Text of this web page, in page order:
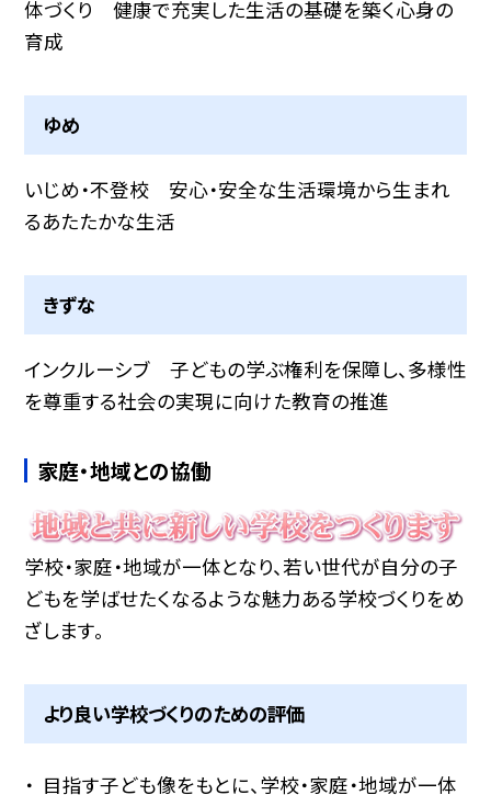
体づくり 健康で充実した生活の基礎を築く心身の
育成
ゆめ
いじめ・不登校 安心・安全な生活環境から生まれ
るあたたかな生活
きずな
インクルーシブ 子どもの学ぶ権利を保障し、多様性
を尊重する社会の実現に向けた教育の推進
家庭・地域との協働
学校・家庭・地域が一体となり、若い世代が自分の子
どもを学ばせたくなるような魅力ある学校づくりをめ
ざします。
より良い学校づくりのための評価
目指す子ども像をもとに、学校・家庭・地域が一体